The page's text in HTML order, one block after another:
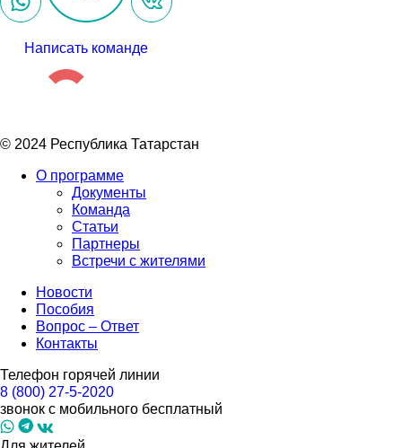
Написать команде
© 2024 Республика Татарстан
О программе
Документы
Команда
Статьи
Партнеры
Встречи с жителями
Новости
Пособия
Вопрос – Ответ
Контакты
Телефон горячей линии
8 (800) 27-5-2020
звонок с мобильного бесплатный